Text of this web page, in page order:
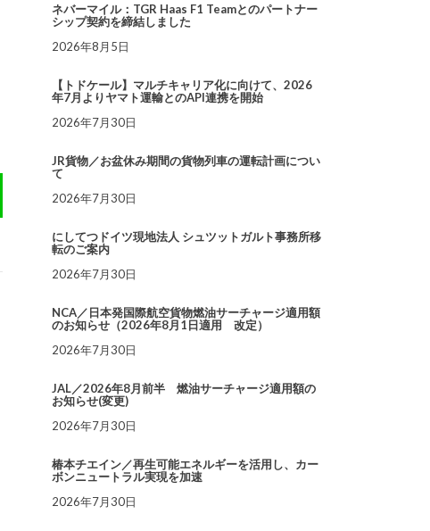
ネバーマイル：TGR Haas F1 Teamとのパートナー
シップ契約を締結しました
2026年8月5日
【トドケール】マルチキャリア化に向けて、2026
年7月よりヤマト運輸とのAPI連携を開始
2026年7月30日
JR貨物／お盆休み期間の貨物列車の運転計画につい
て
2026年7月30日
にしてつドイツ現地法人 シュツットガルト事務所移
転のご案内
2026年7月30日
NCA／日本発国際航空貨物燃油サーチャージ適用額
のお知らせ（2026年8月1日適用 改定）
2026年7月30日
JAL／2026年8月前半 燃油サーチャージ適用額の
お知らせ(変更)
2026年7月30日
椿本チエイン／再生可能エネルギーを活用し、カー
ボンニュートラル実現を加速
2026年7月30日